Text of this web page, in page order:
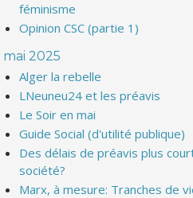
féminisme
Opinion CSC (partie 1)
mai 2025
Alger la rebelle
LNeuneu24 et les préavis
Le Soir en mai
Guide Social (d'utilité publique)
Des délais de préavis plus
société?
Marx, à mesure: Tranches de